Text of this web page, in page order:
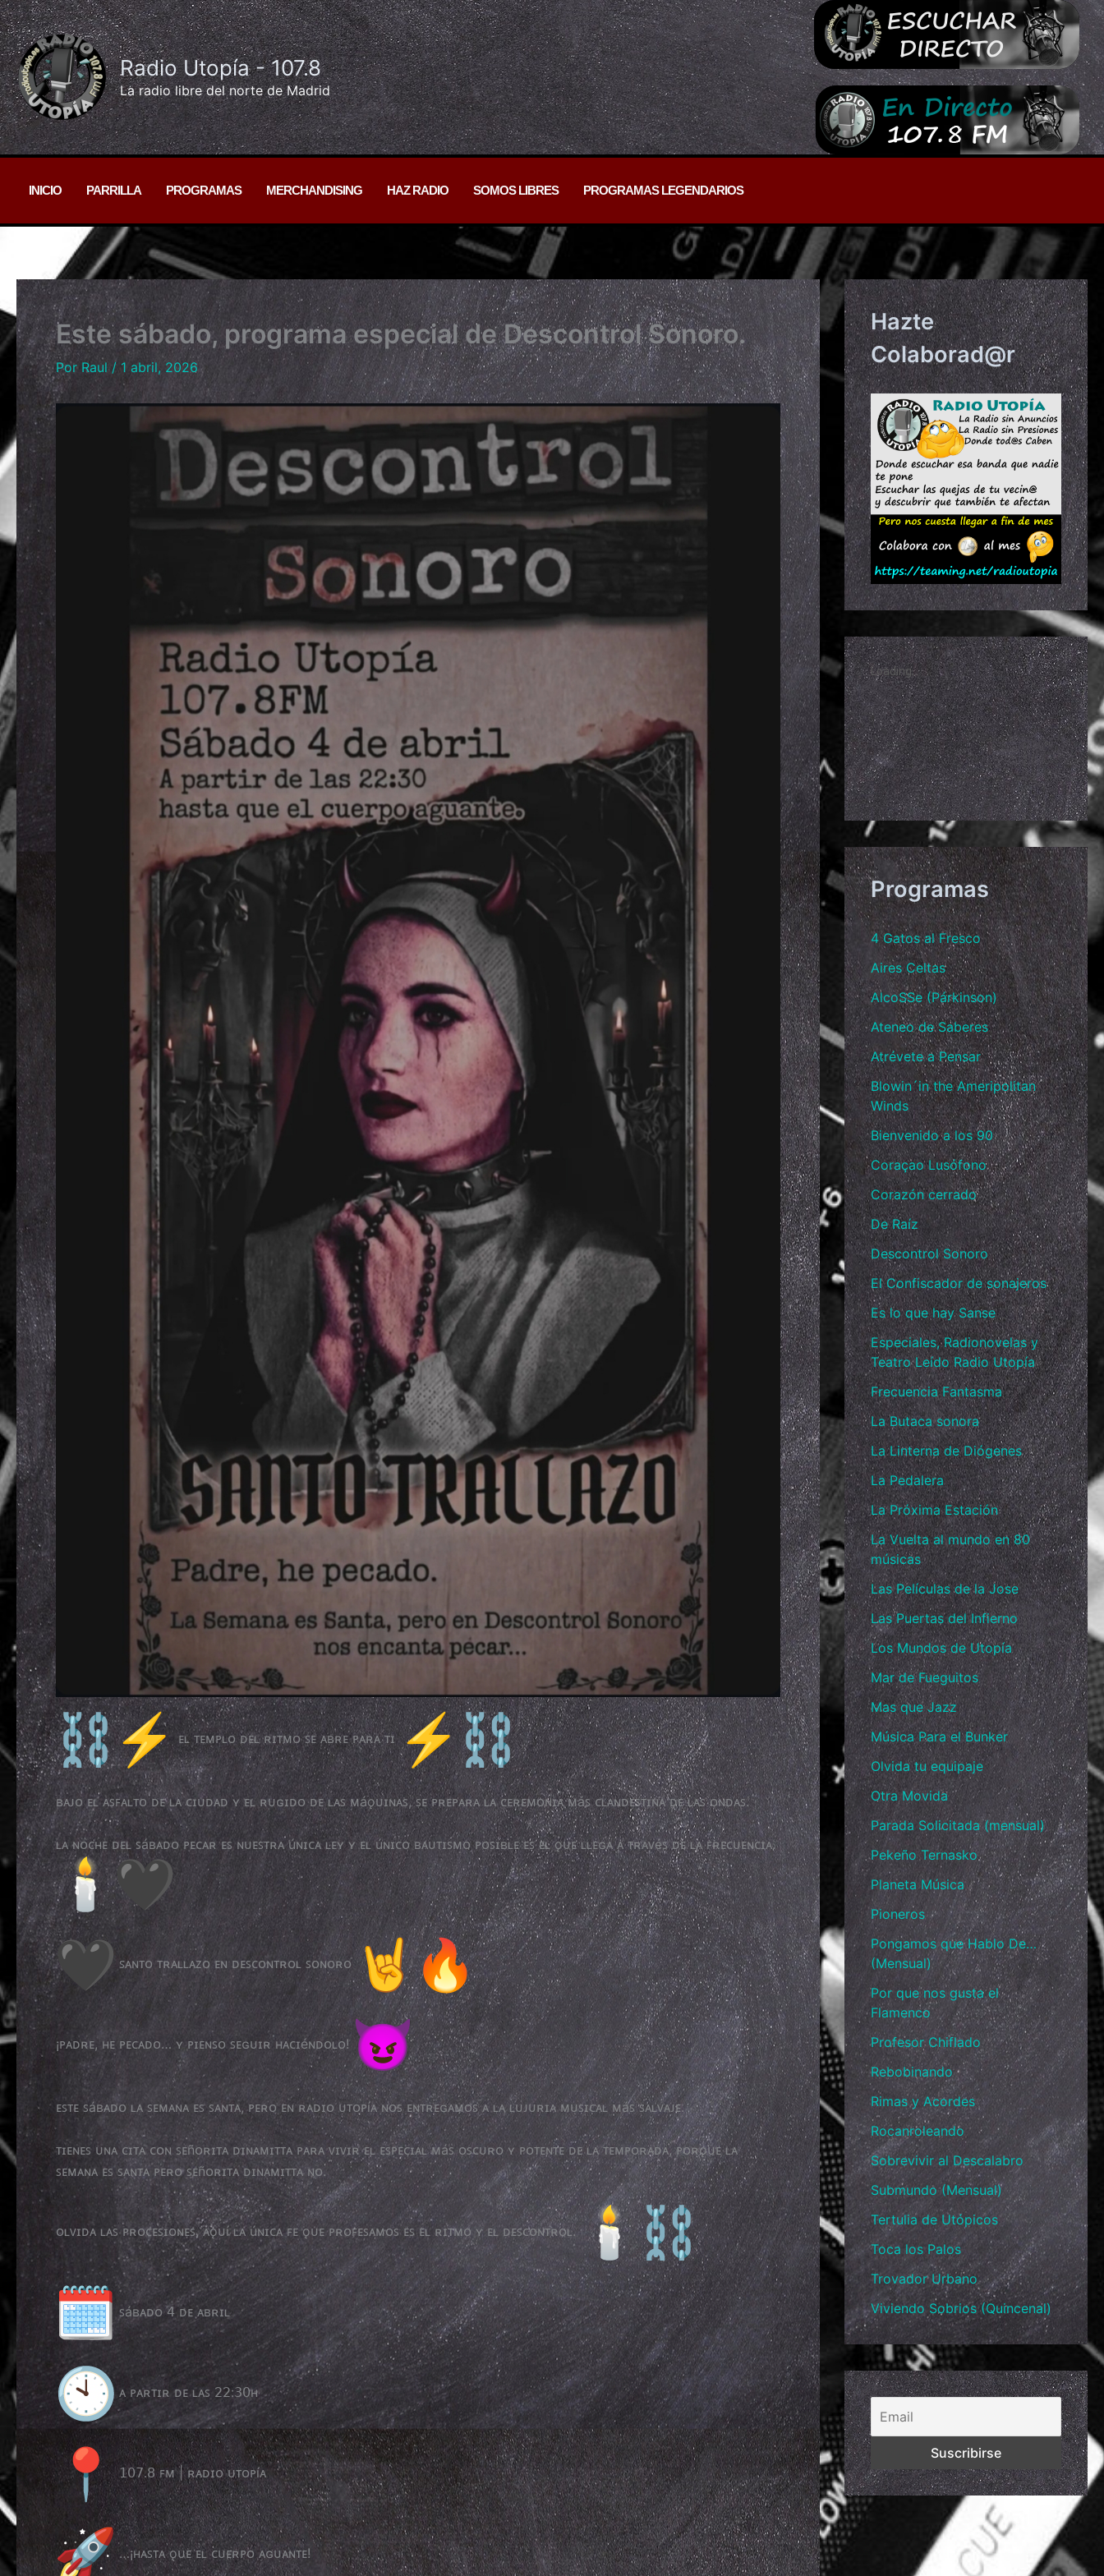
Ir
al
contenido
Radio Utopía - 107.8
La radio libre del norte de Madrid
INICIO PARRILLA PROGRAMAS MERCHANDISING HAZ RADIO SOMOS LIBRES PROGRAMAS LEGENDARIOS
Este sábado, programa especial de Descontrol Sonoro.
Por Raul / 1 abril, 2026
ᴇʟ ᴛᴇᴍᴘʟᴏ ᴅᴇʟ ʀɪᴛᴍᴏ ꜱᴇ ᴀʙʀᴇ ᴘᴀʀᴀ ᴛɪ
ʙᴀᴊᴏ ᴇʟ ᴀꜱꜰᴀʟᴛᴏ ᴅᴇ ʟᴀ ᴄɪᴜᴅᴀᴅ ʏ ᴇʟ ʀᴜɢɪᴅᴏ ᴅᴇ ʟᴀꜱ ᴍáǫᴜɪɴᴀꜱ, ꜱᴇ ᴘʀᴇᴘᴀʀᴀ ʟᴀ ᴄᴇʀᴇᴍᴏɴɪᴀ ᴍáꜱ ᴄʟᴀɴᴅᴇꜱᴛɪɴᴀ ᴅᴇ ʟᴀꜱ ᴏɴᴅᴀꜱ.
ʟᴀ ɴᴏᴄʜᴇ ᴅᴇʟ ꜱáʙᴀᴅᴏ ᴘᴇᴄᴀʀ ᴇꜱ ɴᴜᴇꜱᴛʀᴀ úɴɪᴄᴀ ʟᴇʏ ʏ ᴇʟ úɴɪᴄᴏ ʙᴀᴜᴛɪꜱᴍᴏ ᴘᴏꜱɪʙʟᴇ ᴇꜱ ᴇʟ ǫᴜᴇ ʟʟᴇɢᴀ ᴀ ᴛʀᴀᴠéꜱ ᴅᴇ ʟᴀ ꜰʀᴇᴄᴜᴇɴᴄɪᴀ.
ꜱᴀɴᴛᴏ ᴛʀᴀʟʟᴀᴢᴏ ᴇɴ ᴅᴇꜱᴄᴏɴᴛʀᴏʟ ꜱᴏɴᴏʀᴏ
¡ᴘᴀᴅʀᴇ, ʜᴇ ᴘᴇᴄᴀᴅᴏ… ʏ ᴘɪᴇɴꜱᴏ ꜱᴇɢᴜɪʀ ʜᴀᴄɪéɴᴅᴏʟᴏ!
ᴇꜱᴛᴇ ꜱáʙᴀᴅᴏ ʟᴀ ꜱᴇᴍᴀɴᴀ ᴇꜱ ꜱᴀɴᴛᴀ, ᴘᴇʀᴏ ᴇɴ ʀᴀᴅɪᴏ ᴜᴛᴏᴘíᴀ ɴᴏꜱ ᴇɴᴛʀᴇɢᴀᴍᴏꜱ ᴀ ʟᴀ ʟᴜᴊᴜʀɪᴀ ᴍᴜꜱɪᴄᴀʟ ᴍáꜱ ꜱᴀʟᴠᴀᴊᴇ.
ᴛɪᴇɴᴇꜱ ᴜɴᴀ ᴄɪᴛᴀ ᴄᴏɴ ꜱᴇñᴏʀɪᴛᴀ ᴅɪɴᴀᴍɪᴛᴛᴀ ᴘᴀʀᴀ ᴠɪᴠɪʀ ᴇʟ ᴇꜱᴘᴇᴄɪᴀʟ ᴍáꜱ ᴏꜱᴄᴜʀᴏ ʏ ᴘᴏᴛᴇɴᴛᴇ ᴅᴇ ʟᴀ ᴛᴇᴍᴘᴏʀᴀᴅᴀ, ᴘᴏʀǫᴜᴇ ʟᴀ
ꜱᴇᴍᴀɴᴀ ᴇꜱ ꜱᴀɴᴛᴀ ᴘᴇʀᴏ ꜱᴇñᴏʀɪᴛᴀ ᴅɪɴᴀᴍɪᴛᴛᴀ ɴᴏ.
ᴏʟᴠɪᴅᴀ ʟᴀꜱ ᴘʀᴏᴄᴇꜱɪᴏɴᴇꜱ, ᴀǫᴜí ʟᴀ úɴɪᴄᴀ ꜰᴇ ǫᴜᴇ ᴘʀᴏꜰᴇꜱᴀᴍᴏꜱ ᴇꜱ ᴇʟ ʀɪᴛᴍᴏ ʏ ᴇʟ ᴅᴇꜱᴄᴏɴᴛʀᴏʟ.
ꜱáʙᴀᴅᴏ 𝟦 ᴅᴇ ᴀʙʀɪʟ
ᴀ ᴘᴀʀᴛɪʀ ᴅᴇ ʟᴀꜱ 𝟤𝟤:𝟥𝟢ʜ
𝟣𝟢𝟩.𝟪 ꜰᴍ | ʀᴀᴅɪᴏ ᴜᴛᴏᴘíᴀ
…¡ʜᴀꜱᴛᴀ ǫᴜᴇ ᴇʟ ᴄᴜᴇʀᴘᴏ ᴀɢᴜᴀɴᴛᴇ!
Hazte
Colaborad@r
Programas
4 Gatos al Fresco
Aires Celtas
AlcoSSe (Párkinson)
Ateneo de Saberes
Atrévete a Pensar
Blowin´in the Ameripolitan
Winds
Bienvenido a los 90
Coraçao Lusófono
Corazón cerrado
De Raíz
Descontrol Sonoro
El Confiscador de sonajeros
Es lo que hay Sanse
Especiales, Radionovelas y
Teatro Leído Radio Utopía
Frecuencia Fantasma
La Butaca sonora
La Linterna de Diógenes
La Pedalera
La Próxima Estación
La Vuelta al mundo en 80
músicas
Las Películas de la Jose
Las Puertas del Infierno
Los Mundos de Utopía
Mar de Fueguitos
Mas que Jazz
Música Para el Bunker
Olvida tu equipaje
Otra Movida
Parada Solicitada (mensual)
Pekeño Ternasko
Planeta Música
Pioneros
Pongamos que Hablo De…
(Mensual)
Por que nos gusta el
Flamenco
Profesor Chiflado
Rebobinando
Rimas y Acordes
Rocanroleando
Sobrevivir al Descalabro
Submundo (Mensual)
Tertulia de Utópicos
Toca los Palos
Trovador Urbano
Viviendo Sobrios (Quincenal)